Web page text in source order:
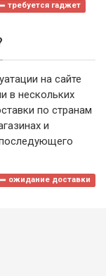
требуется гаджет
на сайте
в нескольких
по странам
и
ожидание доставки